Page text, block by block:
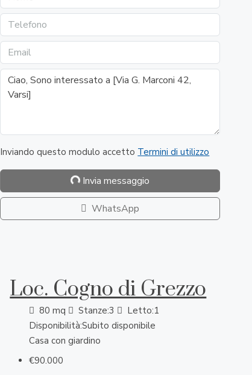
Inviando questo modulo accetto Termini di utilizzo
Invia messaggio
WhatsApp
Loc. Cogno di Grezzo
80 mq Stanze:3 Letto:1
Disponibilità:Subito disponibile
Casa con giardino
€90.000